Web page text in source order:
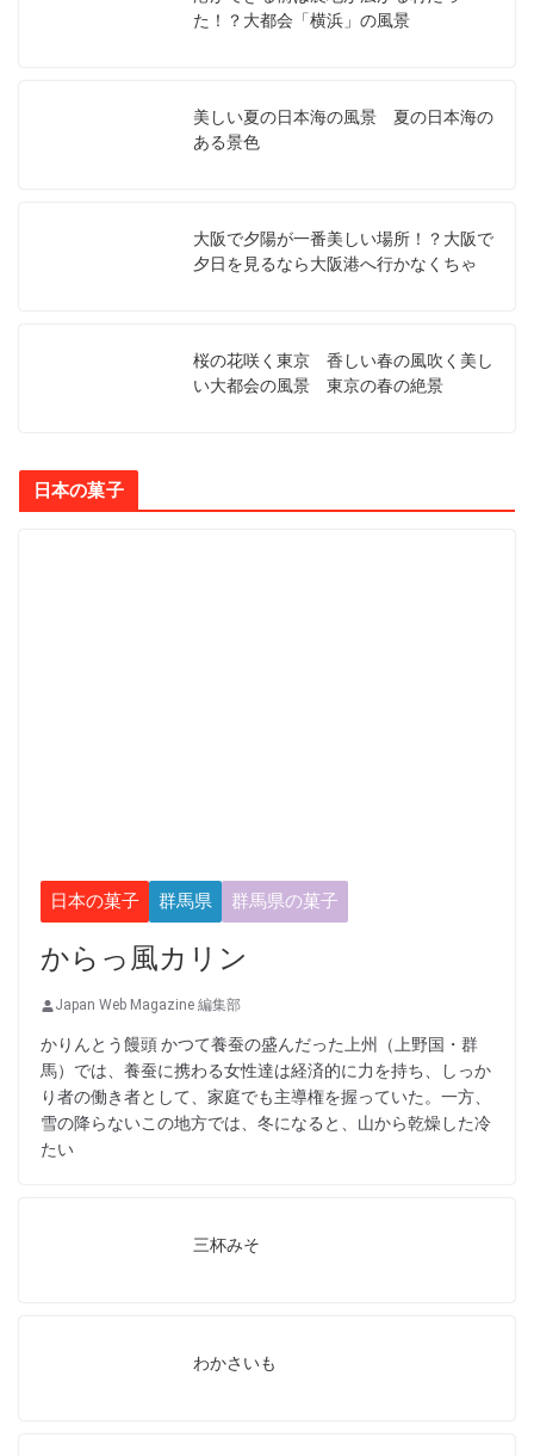
た！？大都会「横浜」の風景
美しい夏の日本海の風景 夏の日本海の
ある景色
大阪で夕陽が一番美しい場所！？大阪で
夕日を見るなら大阪港へ行かなくちゃ
桜の花咲く東京 香しい春の風吹く美し
い大都会の風景 東京の春の絶景
日本の菓子
日本の菓子 群馬県 群馬県の菓子
からっ風カリン
Japan Web Magazine 編集部
かりんとう饅頭 かつて養蚕の盛んだった上州（上野国・群
馬）では、養蚕に携わる女性達は経済的に力を持ち、しっか
り者の働き者として、家庭でも主導権を握っていた。一方、
雪の降らないこの地方では、冬になると、山から乾燥した冷
たい
三杯みそ
わかさいも